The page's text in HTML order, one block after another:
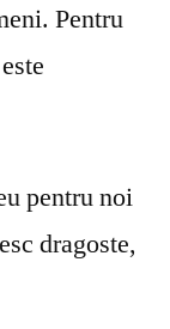
Pentru
pentru noi
dragoste,